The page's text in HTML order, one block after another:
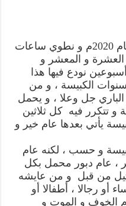
رويدا رويدا نقترب من وداع عام 2020م و نطوي ساعات
العشرة و المعشر و
نودع فيها هذا
الكبيسة ، و من
الباري جل وعلا ، و يحمل
تتكرر فيه كل ثلاثين
يأتي بعدها عام خير و
و حسب ، لكنه عام
، عام دبور محمل بكل
من قبل و من عايشه
أو رجالا ، أطفالا أو
الخوف و الموت و